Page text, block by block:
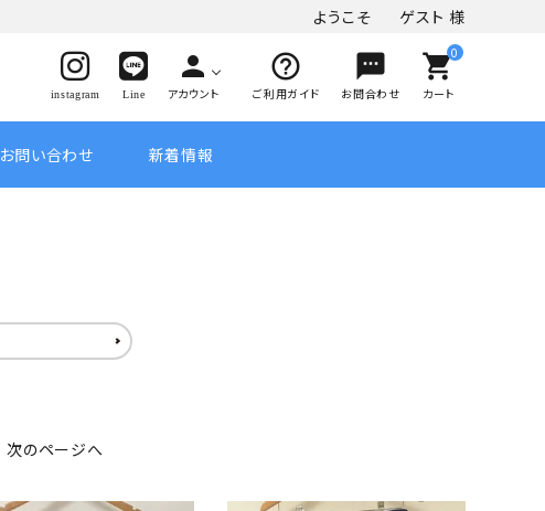
ようこそ ゲスト 様
instagram Line
person
アカウント
help_outline
ご利用ガイド
sms
お問合わせ
0
shopping_cart
カート
お問い合わせ
新着情報
次のページへ